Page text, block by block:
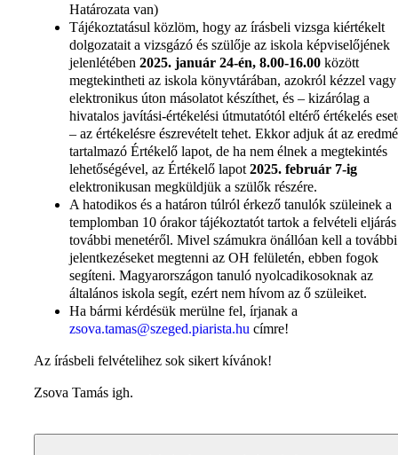
Határozata van)
Tájékoztatásul közlöm, hogy az írásbeli vizsga kiértékelt
dolgozatait a vizsgázó és szülője az iskola képviselőjének
jelenlétében 2025. január 24-én, 8.00-16.00 között
megtekintheti az iskola könyvtárában, azokról kézzel vagy
elektronikus úton másolatot készíthet, és – kizárólag a
hivatalos javítási-értékelési útmutatótól eltérő értékelés
– az értékelésre észrevételt tehet. Ekkor adjuk át az
tartalmazó Értékelő lapot, de ha nem élnek a megtekintés
lehetőségével, az Értékelő lapot 2025. február 7-ig
elektronikusan megküldjük a szülők részére.
A hatodikos és a határon túlról érkező tanulók szüleinek a
templomban 10 órakor tájékoztatót tartok a felvételi eljárás
további menetéről. Mivel számukra önállóan kell a további
jelentkezéseket megtenni az OH felületén, ebben fogok
segíteni. Magyarországon tanuló nyolcadikosoknak az
általános iskola segít, ezért nem hívom az ő szüleiket.
Ha bármi kérdésük merülne fel, írjanak a
zsova.tamas@szeged.piarista.hu címre!
Az írásbeli felvételihez sok sikert kívánok!
Zsova Tamás igh.